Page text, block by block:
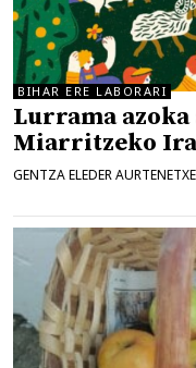
BIHAR ERE LABORARI
Lurrama azoka
Miarritzeko
GENTZA ELEDER AURTENETXE